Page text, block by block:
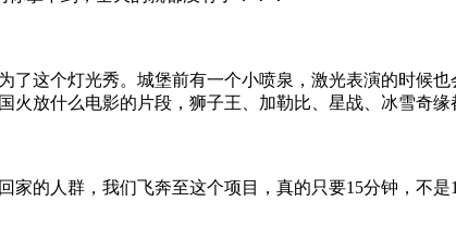
这个灯光秀。城堡前有一个小喷泉，激光表演的时候
火放什么电影的片段，狮子王、加勒比、星战、冰雪奇
的人群，我们飞奔至这个项目，真的只要15分钟，不是